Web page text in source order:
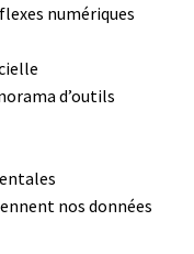
numériques
d’outils
nos données